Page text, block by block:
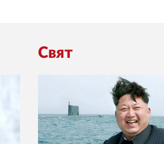
Свят